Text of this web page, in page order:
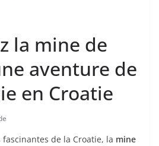
la mine de
aventure de
en Croatie
de la Croatie, la mine